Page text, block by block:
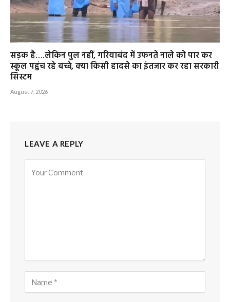
सड़क है….लेकिन पुल नहीं, गरियाबंद में उफनते नाले को पार कर
स्कूल पहुंच रहे बच्चे, क्या किसी हादसे का इंतजार कर रहा सरकारी
सिस्टम
August 7, 2026
LEAVE A REPLY